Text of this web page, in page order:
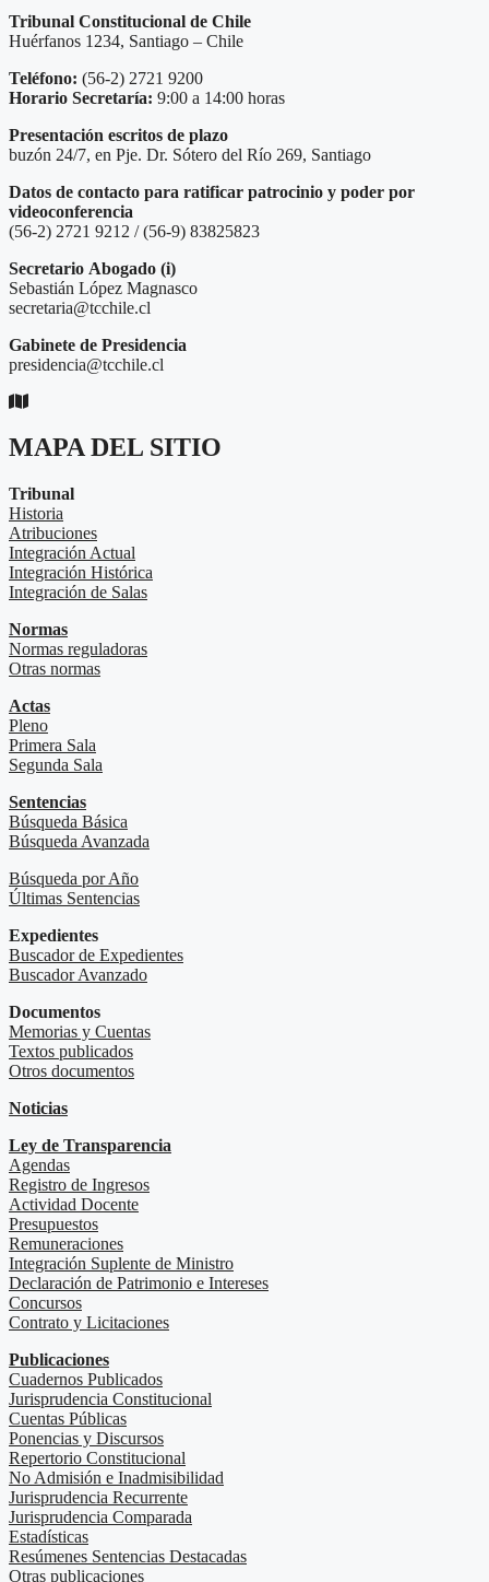
Tribunal Constitucional de Chile
Huérfanos 1234, Santiago – Chile
Teléfono: (56-2) 2721 9200
Horario Secretaría: 9:00 a 14:00 horas
Presentación escritos de plazo
buzón 24/7, en Pje. Dr. Sótero del Río 269, Santiago
Datos de contacto para ratificar patrocinio y poder por
videoconferencia
(56-2) 2721 9212 / (56-9) 83825823
Secretario Abogado (i)
Sebastián López Magnasco
secretaria@tcchile.cl
Gabinete de Presidencia
presidencia@tcchile.cl
MAPA DEL SITIO
Tribunal
Historia
Atribuciones
Integración Actual
Integración Histórica
Integración de Salas
Normas
Normas reguladoras
Otras normas
Actas
Pleno
Primera Sala
Segunda Sala
Sentencias
Búsqueda Básica
Búsqueda Avanzada
Búsqueda por Año
Últimas Sentencias
Expedientes
Buscador de Expedientes
Buscador Avanzado
Documentos
Memorias y Cuentas
Textos publicados
Otros documentos
Noticias
Ley de Transparencia
Agendas
Registro de Ingresos
Actividad Docente
Presupuestos
Remuneraciones
Integración Suplente de Ministro
Declaración de Patrimonio e Intereses
Concursos
Contrato y Licitaciones
Publicaciones
Cuadernos Publicados
Jurisprudencia Constitucional
Cuentas Públicas
Ponencias y Discursos
Repertorio Constitucional
No Admisión e Inadmisibilidad
Jurisprudencia Recurrente
Jurisprudencia Comparada
Estadísticas
Resúmenes Sentencias Destacadas
Otras publicaciones